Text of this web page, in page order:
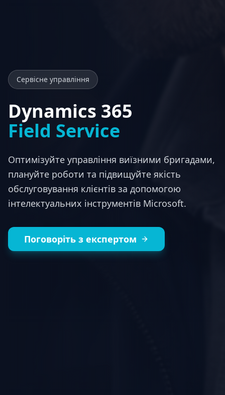
Сервісне управління
Dynamics 365
Field Service
Оптимізуйте управління виїзними бригадами,
плануйте роботи та підвищуйте якість
обслуговування клієнтів за допомогою
інтелектуальних інструментів Microsoft.
Поговоріть з експертом